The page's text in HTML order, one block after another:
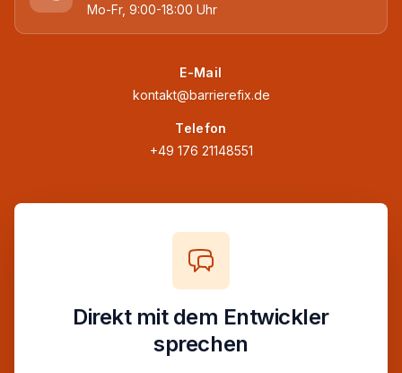
Mo-Fr, 9:00-18:00 Uhr
E-Mail
kontakt@barrierefix.de
Telefon
+49 176 21148551
Direkt mit dem Entwickler
sprechen